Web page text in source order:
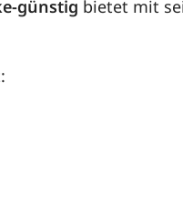
günstig bietet mit